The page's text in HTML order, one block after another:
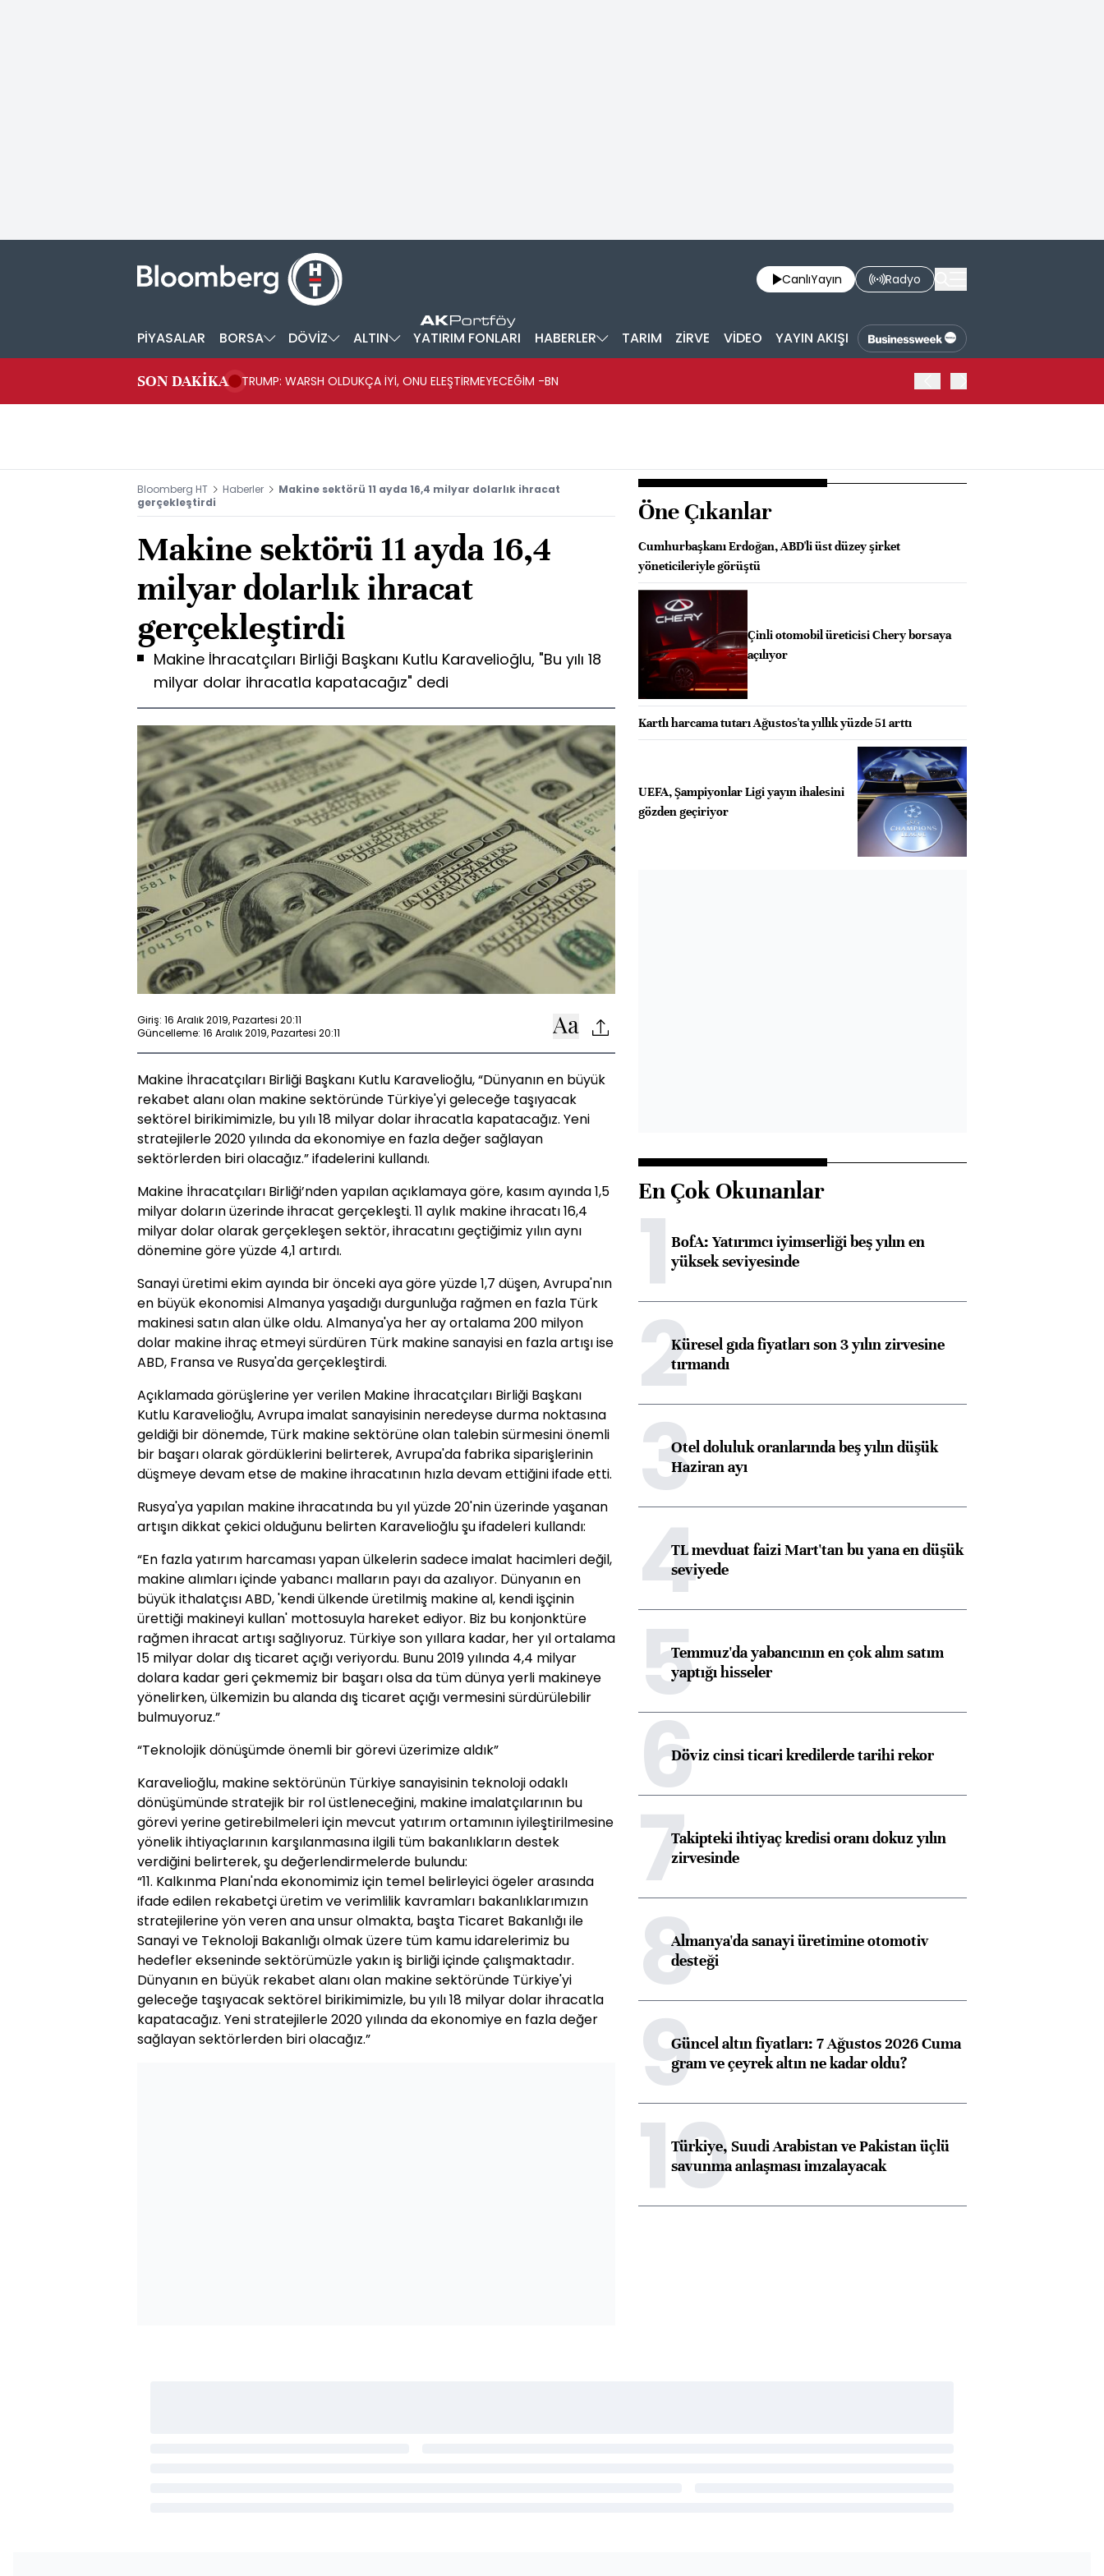
CanlıYayın Radyo
PİYASALAR BORSA DÖVİZ ALTIN YATIRIM FONLARI HABERLER TARIM ZİRVE VİDEO YAYIN AKIŞI
SON DAKİKA TRUMP: WARSH OLDUKÇA İYİ, ONU ELEŞTİRMEYECEĞİM -BN
Bloomberg HT Haberler
Makine sektörü 11 ayda 16,4 milyar dolarlık ihracat
gerçekleştirdi
Makine sektörü 11 ayda 16,4
milyar dolarlık ihracat
gerçekleştirdi
Makine İhracatçıları Birliği Başkanı Kutlu Karavelioğlu, "Bu yılı 18
milyar dolar ihracatla kapatacağız" dedi
Giriş: 16 Aralık 2019, Pazartesi 20:11
Güncelleme: 16 Aralık 2019, Pazartesi 20:11
Makine İhracatçıları Birliği Başkanı Kutlu Karavelioğlu, “Dünyanın en büyük
rekabet alanı olan makine sektöründe Türkiye'yi geleceğe taşıyacak
sektörel birikimimizle, bu yılı 18 milyar dolar ihracatla kapatacağız. Yeni
stratejilerle 2020 yılında da ekonomiye en fazla değer sağlayan
sektörlerden biri olacağız.” ifadelerini kullandı.
Makine İhracatçıları Birliği’nden yapılan açıklamaya göre, kasım ayında 1,5
milyar doların üzerinde ihracat gerçekleşti. 11 aylık makine ihracatı 16,4
milyar dolar olarak gerçekleşen sektör, ihracatını geçtiğimiz yılın aynı
dönemine göre yüzde 4,1 artırdı.
Sanayi üretimi ekim ayında bir önceki aya göre yüzde 1,7 düşen, Avrupa'nın
en büyük ekonomisi Almanya yaşadığı durgunluğa rağmen en fazla Türk
makinesi satın alan ülke oldu. Almanya'ya her ay ortalama 200 milyon
dolar makine ihraç etmeyi sürdüren Türk makine sanayisi en fazla artışı ise
ABD, Fransa ve Rusya'da gerçekleştirdi.
Açıklamada görüşlerine yer verilen Makine İhracatçıları Birliği Başkanı
Kutlu Karavelioğlu, Avrupa imalat sanayisinin neredeyse durma noktasına
geldiği bir dönemde, Türk makine sektörüne olan talebin sürmesini önemli
bir başarı olarak gördüklerini belirterek, Avrupa'da fabrika siparişlerinin
düşmeye devam etse de makine ihracatının hızla devam ettiğini ifade etti.
Rusya'ya yapılan makine ihracatında bu yıl yüzde 20'nin üzerinde yaşanan
artışın dikkat çekici olduğunu belirten Karavelioğlu şu ifadeleri kullandı:
“En fazla yatırım harcaması yapan ülkelerin sadece imalat hacimleri değil,
makine alımları içinde yabancı malların payı da azalıyor. Dünyanın en
büyük ithalatçısı ABD, 'kendi ülkende üretilmiş makine al, kendi işçinin
ürettiği makineyi kullan' mottosuyla hareket ediyor. Biz bu konjonktüre
rağmen ihracat artışı sağlıyoruz. Türkiye son yıllara kadar, her yıl ortalama
15 milyar dolar dış ticaret açığı veriyordu. Bunu 2019 yılında 4,4 milyar
dolara kadar geri çekmemiz bir başarı olsa da tüm dünya yerli makineye
yönelirken, ülkemizin bu alanda dış ticaret açığı vermesini sürdürülebilir
bulmuyoruz.”
“Teknolojik dönüşümde önemli bir görevi üzerimize aldık”
Karavelioğlu, makine sektörünün Türkiye sanayisinin teknoloji odaklı
dönüşümünde stratejik bir rol üstleneceğini, makine imalatçılarının bu
görevi yerine getirebilmeleri için mevcut yatırım ortamının iyileştirilmesine
yönelik ihtiyaçlarının karşılanmasına ilgili tüm bakanlıkların destek
verdiğini belirterek, şu değerlendirmelerde bulundu:
“11. Kalkınma Planı'nda ekonomimiz için temel belirleyici ögeler arasında
ifade edilen rekabetçi üretim ve verimlilik kavramları bakanlıklarımızın
stratejilerine yön veren ana unsur olmakta, başta Ticaret Bakanlığı ile
Sanayi ve Teknoloji Bakanlığı olmak üzere tüm kamu idarelerimiz bu
hedefler ekseninde sektörümüzle yakın iş birliği içinde çalışmaktadır.
Dünyanın en büyük rekabet alanı olan makine sektöründe Türkiye'yi
geleceğe taşıyacak sektörel birikimimizle, bu yılı 18 milyar dolar ihracatla
kapatacağız. Yeni stratejilerle 2020 yılında da ekonomiye en fazla değer
sağlayan sektörlerden biri olacağız.”
Öne Çıkanlar
Cumhurbaşkanı Erdoğan, ABD'li üst düzey şirket
yöneticileriyle görüştü
Çinli otomobil üreticisi Chery borsaya
açılıyor
Kartlı harcama tutarı Ağustos'ta yıllık yüzde 51 arttı
UEFA, Şampiyonlar Ligi yayın ihalesini
gözden geçiriyor
En Çok Okunanlar
1BofA: Yatırımcı iyimserliği beş yılın en
yüksek seviyesinde
2Küresel gıda fiyatları son 3 yılın zirvesine
tırmandı
3Otel doluluk oranlarında beş yılın düşük
Haziran ayı
4TL mevduat faizi Mart'tan bu yana en düşük
seviyede
5Temmuz'da yabancının en çok alım satım
yaptığı hisseler
6Döviz cinsi ticari kredilerde tarihi rekor
7Takipteki ihtiyaç kredisi oranı dokuz yılın
zirvesinde
8Almanya'da sanayi üretimine otomotiv
desteği
9Güncel altın fiyatları: 7 Ağustos 2026 Cuma
gram ve çeyrek altın ne kadar oldu?
10
Türkiye, Suudi Arabistan ve Pakistan üçlü
savunma anlaşması imzalayacak